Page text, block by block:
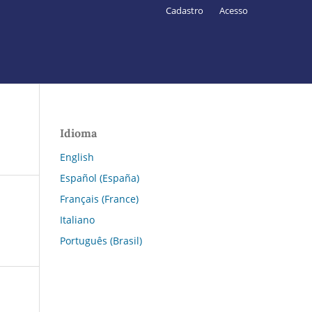
Cadastro Acesso
Idioma
English
Español (España)
Français (France)
Italiano
Português (Brasil)